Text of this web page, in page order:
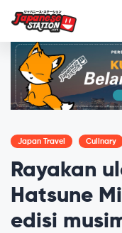
Japan Travel Culinary
Rayakan
Hatsune
edisi